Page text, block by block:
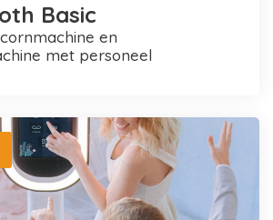
Basic
met personeel